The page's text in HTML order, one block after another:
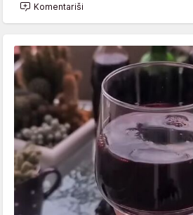
Komentariši